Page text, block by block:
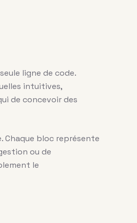
ligne de code.
intuitives,
de concevoir des
Chaque bloc représente
ou de
le